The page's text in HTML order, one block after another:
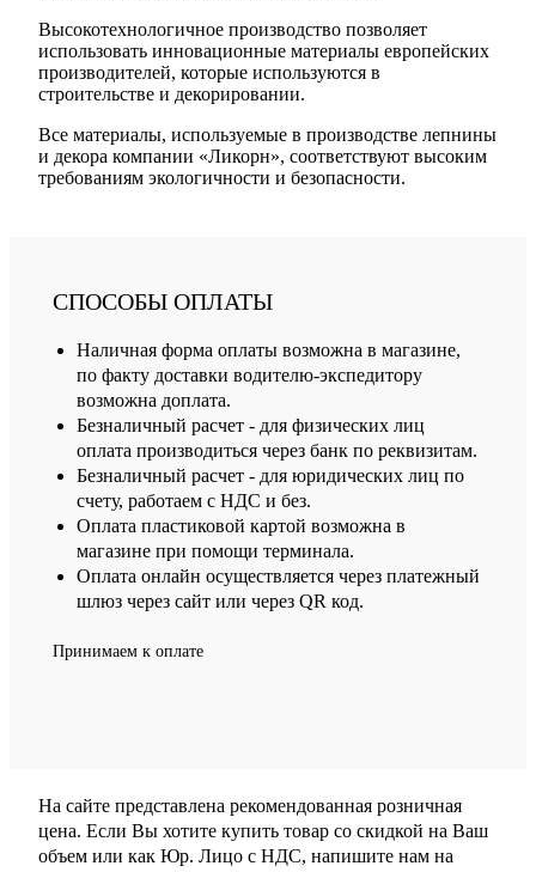
Высокотехнологичное производство позволяет
использовать инновационные материалы европейских
производителей, которые используются в
строительстве и декорировании.
Все материалы, используемые в производстве лепнины
и декора компании «Ликорн», соответствуют высоким
требованиям экологичности и безопасности.
СПОСОБЫ ОПЛАТЫ
Наличная форма оплаты возможна в магазине,
по факту доставки водителю-экспедитору
возможна доплата.
Безналичный расчет - для физических лиц
оплата производиться через банк по реквизитам.
Безналичный расчет - для юридических лиц по
счету, работаем с НДС и без.
Оплата пластиковой картой возможна в
магазине при помощи терминала.
Оплата онлайн осуществляется через платежный
шлюз через сайт или через QR код.
Принимаем к оплате
На сайте представлена рекомендованная розничная
цена. Если Вы хотите купить товар со скидкой на Ваш
объем или как Юр. Лицо с НДС, напишите нам на